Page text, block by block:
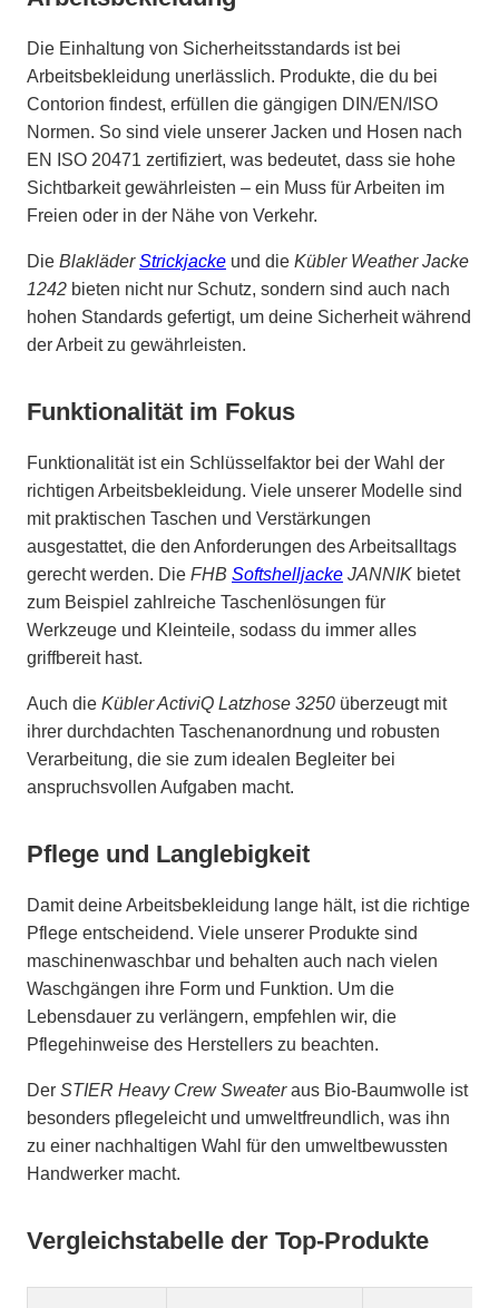
Die Einhaltung von Sicherheitsstandards ist bei
Arbeitsbekleidung unerlässlich. Produkte, die du bei
Contorion findest, erfüllen die gängigen DIN/EN/ISO
Normen. So sind viele unserer Jacken und Hosen nach
EN ISO 20471 zertifiziert, was bedeutet, dass sie hohe
Sichtbarkeit gewährleisten – ein Muss für Arbeiten im
Freien oder in der Nähe von Verkehr.
Die BlakläderStrickjacke und die Kübler Weather Jacke
1242 bieten nicht nur Schutz, sondern sind auch nach
hohen Standards gefertigt, um deine Sicherheit während
der Arbeit zu gewährleisten.
Funktionalität im Fokus
Funktionalität ist ein Schlüsselfaktor bei der Wahl der
richtigen Arbeitsbekleidung. Viele unserer Modelle sind
mit praktischen Taschen und Verstärkungen
ausgestattet, die den Anforderungen des Arbeitsalltags
gerecht werden. Die FHB Softshelljacke JANNIK bietet
zum Beispiel zahlreiche Taschenlösungen für
Werkzeuge und Kleinteile, sodass du immer alles
griffbereit hast.
Auch die Kübler ActiviQ Latzhose 3250 überzeugt mit
ihrer durchdachten Taschenanordnung und robusten
Verarbeitung, die sie zum idealen Begleiter bei
anspruchsvollen Aufgaben macht.
Pflege und Langlebigkeit
Damit deine Arbeitsbekleidung lange hält, ist die richtige
Pflege entscheidend. Viele unserer Produkte sind
maschinenwaschbar und behalten auch nach vielen
Waschgängen ihre Form und Funktion. Um die
Lebensdauer zu verlängern, empfehlen wir, die
Pflegehinweise des Herstellers zu beachten.
Der STIER Heavy Crew Sweateraus Bio-Baumwolle ist
besonders pflegeleicht und umweltfreundlich, was ihn
zu einer nachhaltigen Wahl für den umweltbewussten
Handwerker macht.
Vergleichstabelle der Top-Produkte